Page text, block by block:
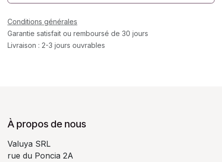
Conditions générales
Garantie satisfait ou remboursé de 30 jours
Livraison : 2-3 jours ouvrables
À propos de nous
Valuya SRL
rue du Poncia 2A